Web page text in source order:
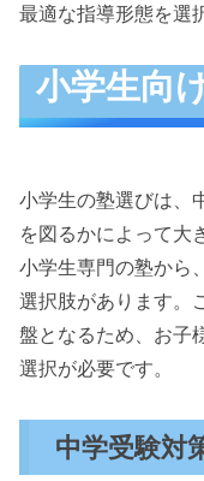
最適な指導形態を選
小学生向
小学生の塾選びは、
を図るかによって大
小学生専門の塾から
選択肢があります。
盤となるため、お子
選択が必要です。
中学受験対